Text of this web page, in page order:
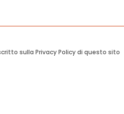
sulla Privacy Policy di questo sito